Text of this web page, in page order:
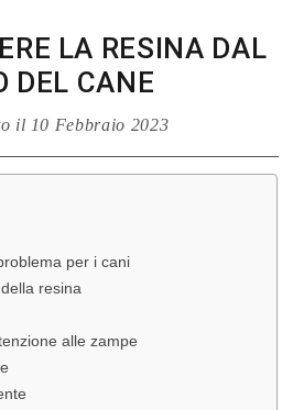
LA RESINA DAL
DEL CANE
il 10 Febbraio 2023
per i cani
resina
alle zampe